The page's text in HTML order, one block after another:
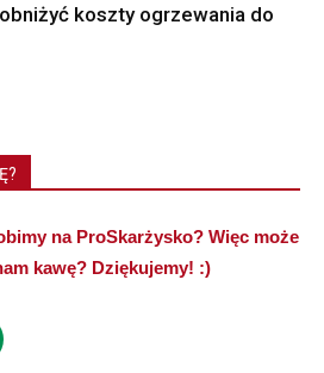
koszty ogrzewania do
na ProSkarżysko? Więc może
kawę? Dziękujemy! :)